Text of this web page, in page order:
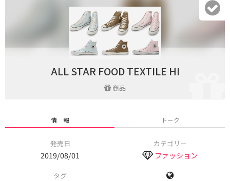
ALL STAR FOOD TEXTILE HI
商品
情 報 トーク
発売日
2019/08/01
カテゴリー
ファッション
タグ